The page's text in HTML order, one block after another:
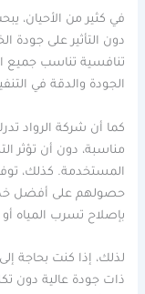
في كثير من الأحيان،
دون التأثير على جودة
تنافسية تناسب جميع
الجودة والدقة في
كما أن شركة الرواد
مناسبة، دون أن تؤثر
المستخدمة. كذلك،
حصولهم على أفضل
بإصلاح تسرب المياه
لذلك، إذا كنت بحاجة
ذات جودة عالية دون